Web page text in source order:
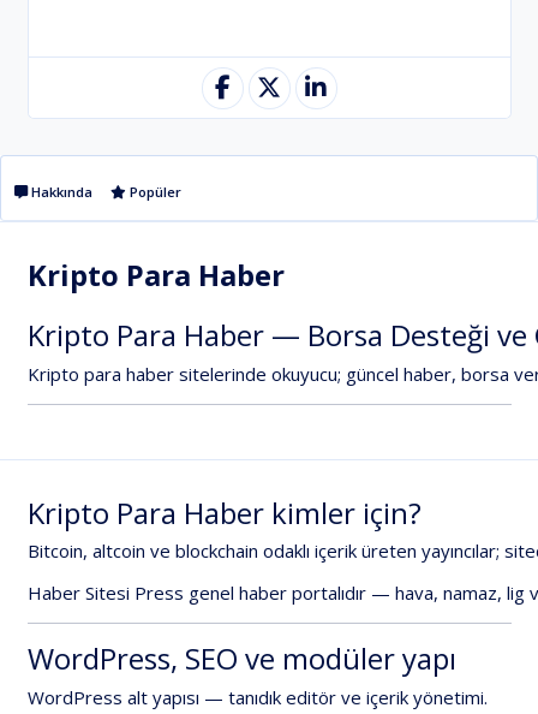
Hakkında Popüler
Kripto Para Haber
Kripto Para Haber — Borsa Desteği ve
Kripto para haber sitelerinde okuyucu; güncel haber, borsa
Kripto Para Haber kimler için?
Bitcoin, altcoin ve blockchain odaklı içerik üreten yayıncılar;
Haber Sitesi Press genel haber portalıdır — hava, namaz, lig
WordPress, SEO ve modüleryapı
WordPress alt yapısı — tanıdık editör ve içerik yönetimi.